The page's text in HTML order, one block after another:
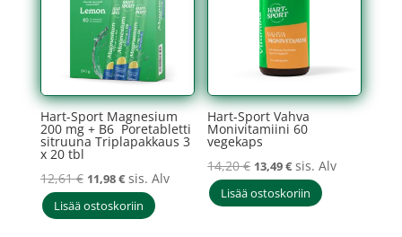
Hart-Sport Magnesium
200 mg + B6 Poretabletti
sitruuna Triplapakkaus 3
x 20 tbl
12,61€ Alkuperäinen
hinta
oli:
11,98€Nykyinen
hinta
on:
sis. Alv
Lisää ostoskoriin
Hart-Sport Vahva
Monivitamiini 60
vegekaps
14,20€ Alkuperäinen
hinta
oli:
13,49€Nykyinen
hinta
on:
sis. Alv
Lisää ostoskoriin